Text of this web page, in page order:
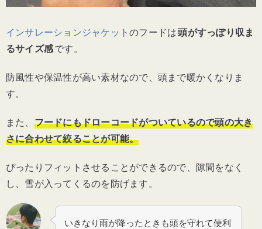
インサレーションジャケットのフードは頭がすっぽり収ま
るサイズ感です。
防風性や保温性が高い素材なので、頭まで暖かくなりま
す。
また、 フードにもドローコードがついているので頭の大き
さに合わせて絞ることが可能。
ぴったりフィットさせることができるので、隙間をなく
し、雪が入ってくるのを防げます。
いきなり雨が降ったときも頭を守れて便利